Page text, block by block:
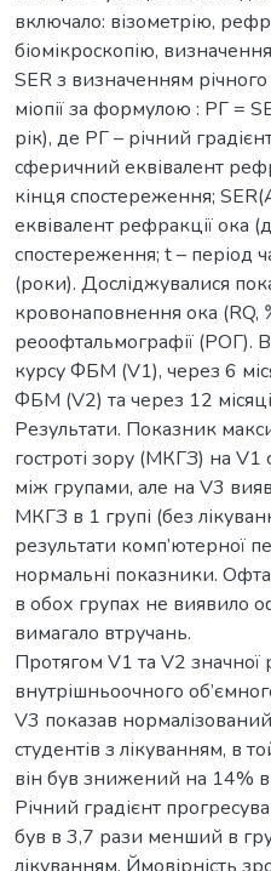
включало: візометрію,
біомікроскопію,
SЕR з визначенням
міопії за формулою : РГ =
рік), де РГ – річний
сферичний еквівалент
кінця спостереження;
еквівалент рефракції ока
спостереження; t – період
(роки). Досліджувалися
кровонаповнення ока
реоофтальмографії (РОГ).
курсу ФБМ (V1), через 6
ФБМ (V2) та через 12
Результати. Показник
гостроті зору (МКГЗ) на V1
між групами, але на V3
МКГЗ в 1 групі (без
результати комп’ютерної
нормальні показники.
в обох групах не виявило
вимагало втручань.
Протягом V1 та V2 значної
внутрішньоочного
V3 показав
студентів з лікуванням, в
він був знижений на 14%
Річний градієнт
був в 3,7 рази менший в